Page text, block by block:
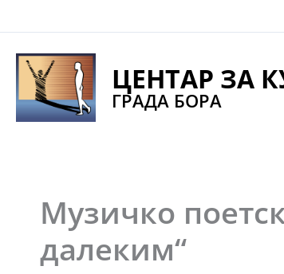
na
sadržaj
ЦЕНТАР ЗА
ГРАДА БОРА
Музичко
далеким“